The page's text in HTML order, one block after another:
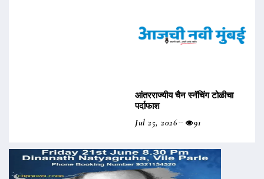
आंतरराज्यीय चैन स्नॅचिंग टोळीचा
पर्दाफाश
Jul 25, 2026
91